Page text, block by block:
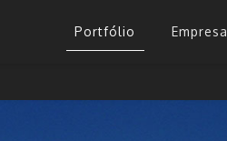
Portfólio Empresa